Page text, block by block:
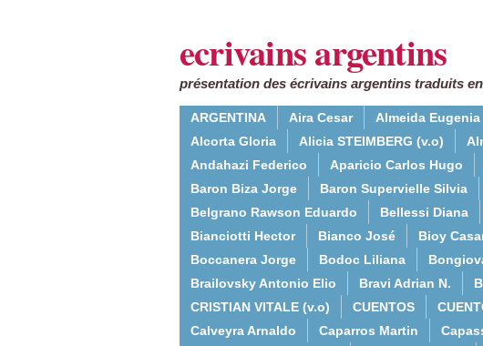
ecrivains argentins
présentation des écrivains argentins traduits
ARGENTINA Aira Cesar Almeida Eugenia
Alcorta Gloria
Alicia STEIMBERG (v.o)
Andahazi Federico
Aparicio Carlos Hugo
Baron Biza Jorge
Baron Supervielle Silvia
Belgrano Rawson Eduardo
Bellessi Diana
Bianciotti Hector
Bianco José Bioy
Boccanera Jorge
Bodoc Liliana
Brailovsky Antonio Elio
Bravi Adrian N.
CRISTIAN VITALE (v.o)
CUENTOS
Calveyra Arnaldo
Caparros Martin